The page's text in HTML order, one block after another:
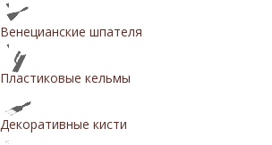
Венецианские шпателя
Пластиковые кельмы
Декоративные кисти